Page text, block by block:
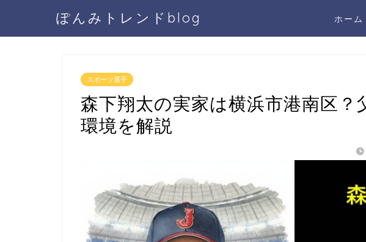
ぽんみトレンドblog ホーム
スポーツ選手
森下翔太の実家は横浜市港南区？
環境を解説